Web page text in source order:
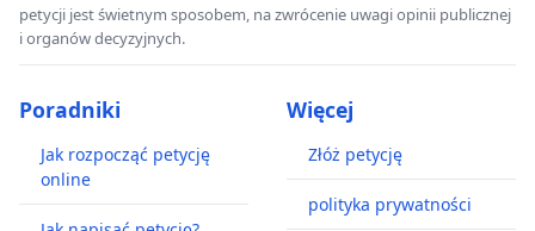
petycji jest świetnym sposobem, na zwrócenie uwagi opinii publicznej
i organów decyzyjnych.
Poradniki
Jak rozpocząć petycję
online
Więcej
Złóż petycję
polityka prywatności